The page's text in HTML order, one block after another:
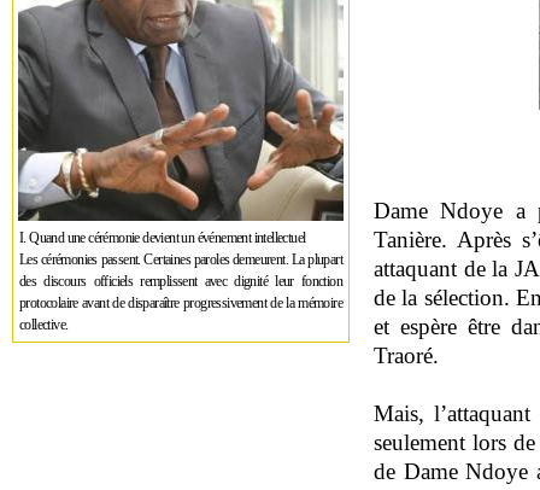
I. Quand une cérémonie devient un événement intellectuel
Les cérémonies passent. Certaines paroles demeurent. La plupart
des discours officiels remplissent avec dignité leur fonction
protocolaire avant de disparaître progressivement de la mémoire
collective.
Dame Ndoye a
Tanière. Après
attaquant de la
de la sélection.
et espère être
Traoré.
Mais,
seulement lors
de Dame Ndoye